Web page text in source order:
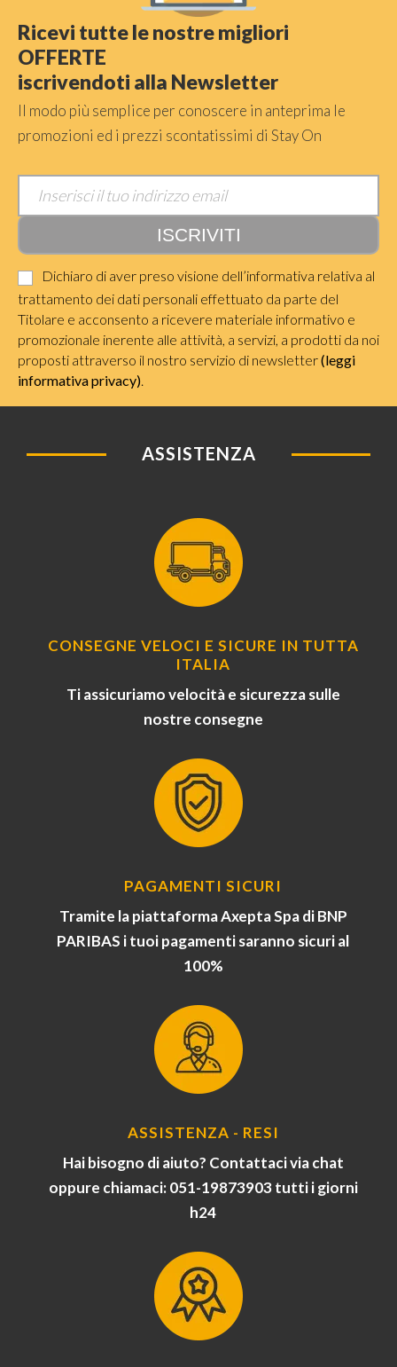
Ricevi tutte le nostre migliori
OFFERTE
iscrivendoti alla Newsletter
Il modo più semplice per conoscere in anteprima le
promozioni ed i prezzi scontatissimi di Stay On
Dichiaro di aver preso visione dell’informativa relativa al
trattamento dei dati personali effettuato da parte del
Titolare e acconsento a ricevere materiale informativo e
promozionale inerente alle attività, a servizi, a prodotti da noi
proposti attraverso il nostro servizio di newsletter(leggi
informativa privacy).
ASSISTENZA
CONSEGNE VELOCI E SICURE IN TUTTA
ITALIA
Ti assicuriamo velocità e sicurezza sulle
nostre consegne
PAGAMENTI SICURI
Tramite la piattaforma Axepta Spa di BNP
PARIBAS i tuoi pagamenti saranno sicuri al
100%
ASSISTENZA - RESI
Hai bisogno di aiuto? Contattaci via chat
oppure chiamaci: 051-19873903 tutti i giorni
h24